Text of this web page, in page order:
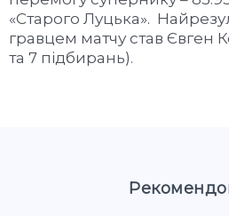
«Старого Луцька».
гравцем матчу став Євген
та 7 підбирань).